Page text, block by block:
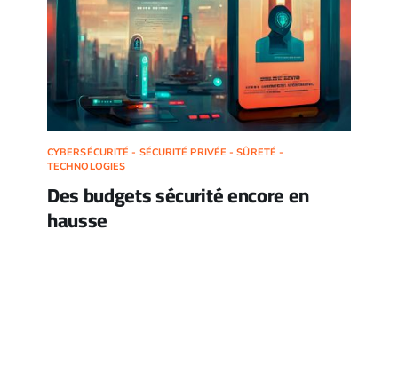
CYBERSÉCURITÉ - SÉCURITÉ PRIVÉE - SÛRETÉ -
TECHNOLOGIES
Des budgets sécurité encore en
hausse